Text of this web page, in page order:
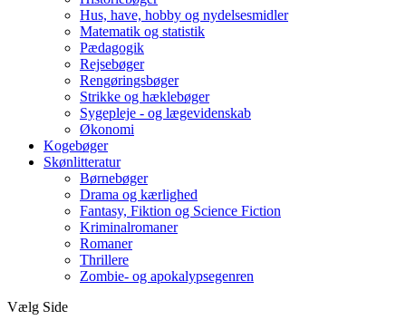
Hus, have, hobby og nydelsesmidler
Matematik og statistik
Pædagogik
Rejsebøger
Rengøringsbøger
Strikke og hæklebøger
Sygepleje - og lægevidenskab
Økonomi
Kogebøger
Skønlitteratur
Børnebøger
Drama og kærlighed
Fantasy, Fiktion og Science Fiction
Kriminalromaner
Romaner
Thrillere
Zombie- og apokalypsegenren
Vælg Side